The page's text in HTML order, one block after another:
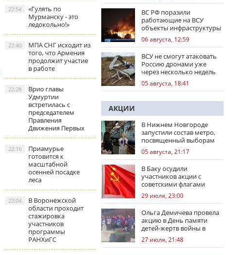
«Гулять по
Мурманску - это
ледокольно!»
22:54
МПА СНГ исходит из
того, что Армения
продолжит участие
в работе
22:40
Врио главы
Удмуртии
встретилась с
председателем
Правления
Движения Первых
22:28
Приамурье
готовится к
масштабной
осенней посадке
леса
22:16
В Воронежской
области проходит
стажировка
участников
программы
РАНХиГС
22:04
ВС РФ поразили
работающие на ВСУ
объекты инфраструктуры
и центры логистики
06 августа, 12:59
ВСУ не смогут атаковать
Россию дронами уже
через несколько недель
05 августа, 18:41
АКЦИИ
В Нижнем Новгороде
запустили состав метро,
посвященный выборам
05 августа, 21:17
В Баку осудили
участников акции с
советскими флагами
29 июля, 23:00
Ольга Демичева провела
акцию в День памяти
детей-жертв войны в
Донбассе
27 июля, 21:48